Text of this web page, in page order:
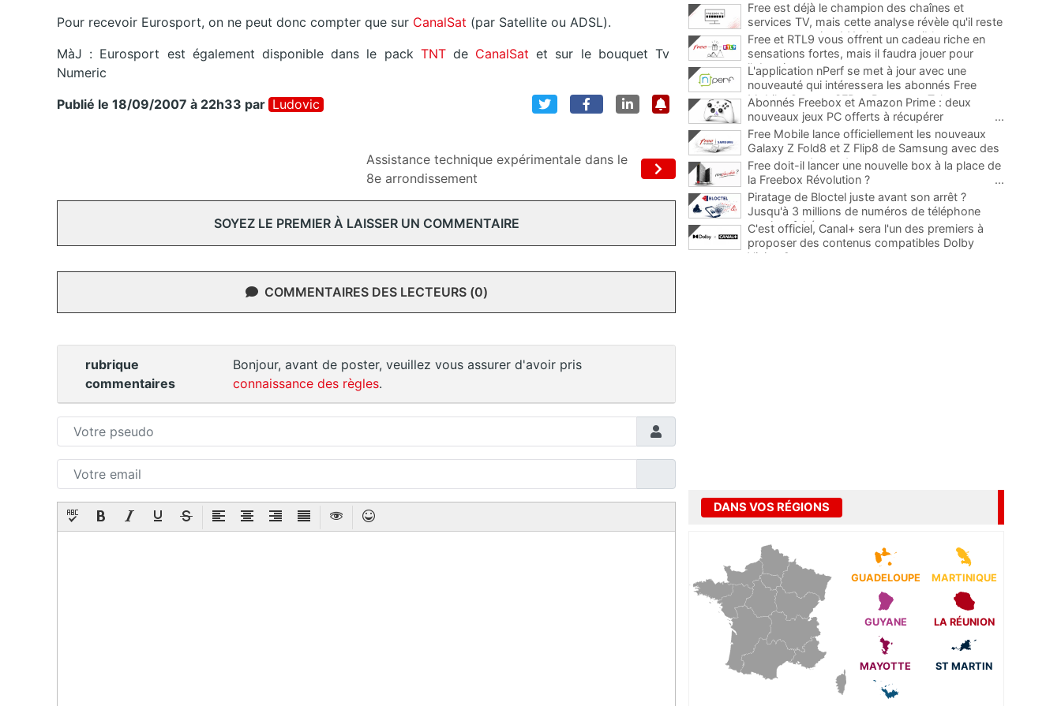
Pour recevoir Eurosport, on ne peut donc compter que sur CanalSat (par Satellite ou ADSL).
MàJ : Eurosport est également disponible dans le packTNT deCanalSatet sur le bouquet Tv
Numeric
Publié le 18/09/2007 à 22h33 par Ludovic
Assistance technique expérimentale dans le
8e arrondissement
SOYEZ LE PREMIER À LAISSER UN COMMENTAIRE
COMMENTAIRES DES LECTEURS (0)
rubrique
commentaires
Bonjour, avant de poster, veuillez vous assurer d'avoir pris
connaissance des règles.
Free est déjà le champion des chaînes et
services TV, mais cette analyse révèle qu'il reste
encore au moins 141 ajouts possibles
Free et RTL9 vous offrent un cadeau riche en
sensations fortes, mais il faudra jouer pour
l'obtenir
L'application nPerf se met à jour avec une
nouveauté qui intéressera les abonnés Free
Mobile, Orange, SFR et Bouygues Telecom
Abonnés Freebox et Amazon Prime : deux
nouveaux jeux PC offerts à récupérer
...
Free Mobile lance officiellement les nouveaux
Galaxy Z Fold8 et Z Flip8 de Samsung avec des
promos et des cadeaux
...
Free doit-il lancer une nouvelle box à la place de
la Freebox Révolution ?
...
Piratage de Bloctel juste avant son arrêt ?
Jusqu'à 3 millions de numéros de téléphone
auraient fuité
C'est officiel, Canal+ sera l'un des premiers à
proposer des contenus compatibles Dolby
Vision 2
DANS VOS RÉGIONS
GUADELOUPE MARTINIQUE
GUYANE LA RÉUNION
MAYOTTE ST MARTIN